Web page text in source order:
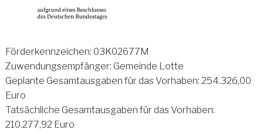
Förderkennzeichen: 03K02677M
Zuwendungsempfänger: Gemeinde Lotte
Geplante Gesamtausgaben für das Vorhaben: 254.326,00
Euro
Tatsächliche Gesamtausgaben für das Vorhaben:
210.277,92 Euro